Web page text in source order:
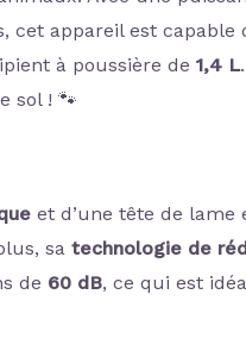
appareil est capable
à poussière de 1,4 L
sol ! 🐾
et d’une tête de lame
sa technologie de
de 60 dB, ce qui est